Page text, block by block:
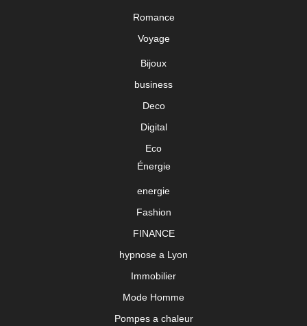
Romance
Voyage
Bijoux
business
Deco
Digital
Eco
Énergie
energie
Fashion
FINANCE
hypnose a Lyon
Immobilier
Mode Homme
Pompes a chaleur